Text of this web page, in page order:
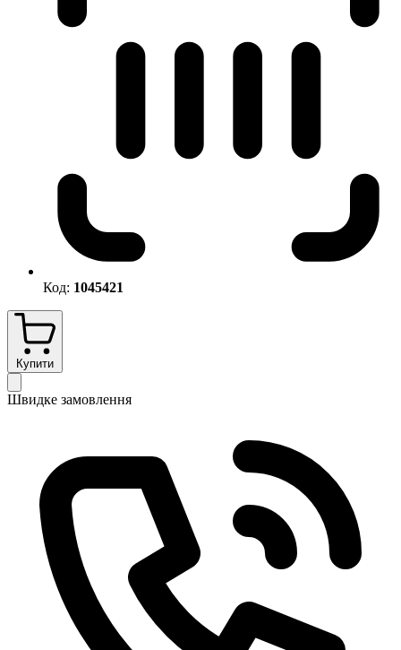
Код: 1045421
Купити
Швидке замовлення